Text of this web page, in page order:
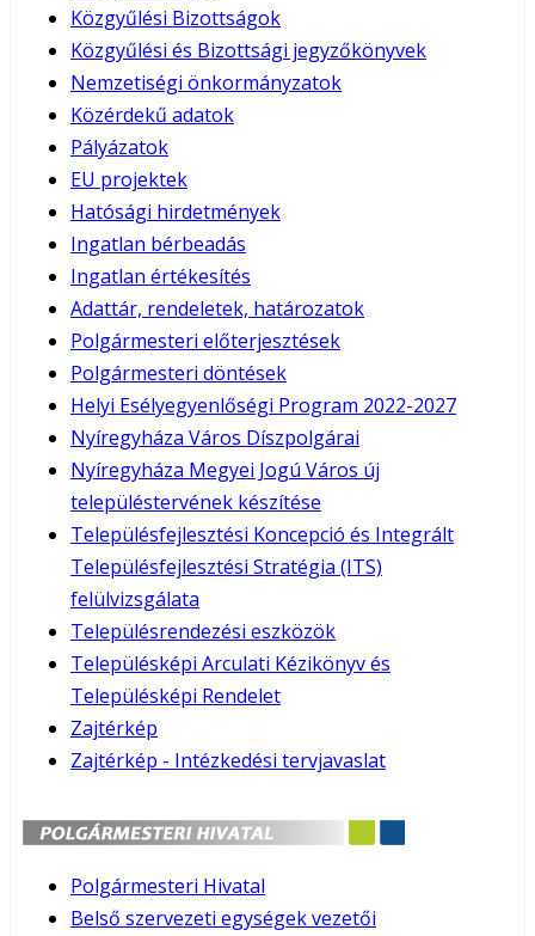
Közgyűlési Bizottságok
Közgyűlési és Bizottsági jegyzőkönyvek
Nemzetiségi önkormányzatok
Közérdekű adatok
Pályázatok
EU projektek
Hatósági hirdetmények
Ingatlan bérbeadás
Ingatlan értékesítés
Adattár, rendeletek, határozatok
Polgármesteri előterjesztések
Polgármesteri döntések
Helyi Esélyegyenlőségi Program 2022-2027
Nyíregyháza Város Díszpolgárai
Nyíregyháza Megyei Jogú Város új
településtervének készítése
Településfejlesztési Koncepció és Integrált
Településfejlesztési Stratégia (ITS)
felülvizsgálata
Településrendezési eszközök
Településképi Arculati Kézikönyv és
Településképi Rendelet
Zajtérkép
Zajtérkép - Intézkedési tervjavaslat
Polgármesteri Hivatal
Belső szervezeti egységek vezetői